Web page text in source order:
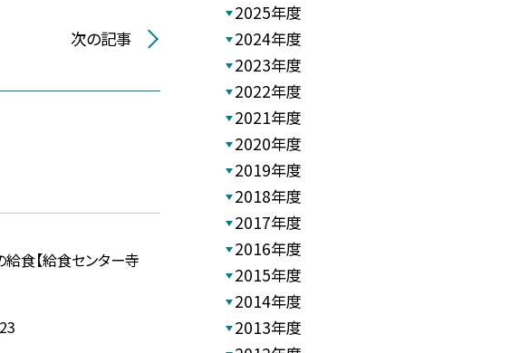
次の記事
食【給食センター寺
2025年度
2024年度
2023年度
2022年度
2021年度
2020年度
2019年度
2018年度
2017年度
2016年度
2015年度
2014年度
2013年度